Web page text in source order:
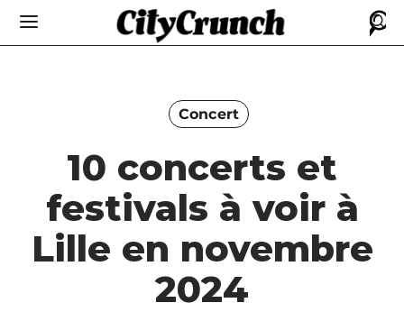
Concert
10 concerts et
festivals à voir à
Lille en novembre
2024